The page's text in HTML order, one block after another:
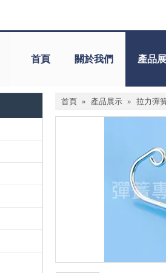
首頁 關於我們 產品
首頁 » 產品展示 » 拉力彈